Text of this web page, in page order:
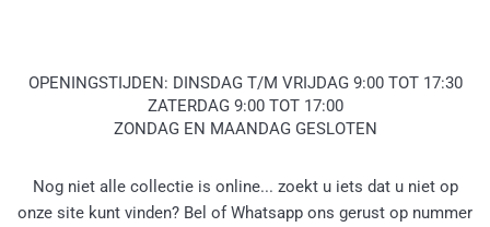
OPENINGSTIJDEN: DINSDAG T/M VRIJDAG 9:00 TOT 17:30
ZATERDAG 9:00 TOT 17:00
ZONDAG EN MAANDAG GESLOTEN
Nog niet alle collectie is online... zoekt u iets dat u niet op
onze site kunt vinden? Bel of Whatsapp ons gerust op nummer